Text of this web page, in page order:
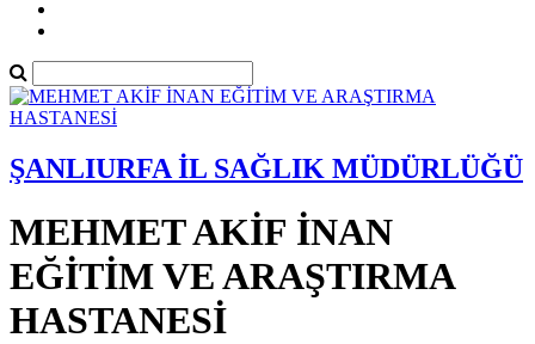
ŞANLIURFA İL SAĞLIK MÜDÜRLÜĞÜ
MEHMET AKİF İNAN
EĞİTİM VE ARAŞTIRMA
HASTANESİ